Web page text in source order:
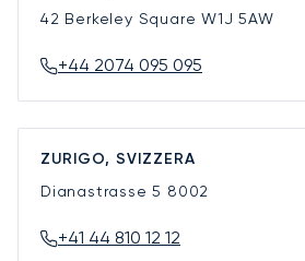
42 Berkeley SquareW1J 5AW
+44 2074 095 095
ZURIGO, SVIZZERA
Dianastrasse 5 8002
+41 44 810 12 12